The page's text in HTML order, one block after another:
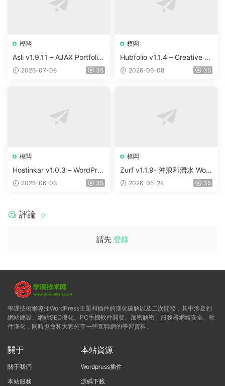
模闆
Asli v1.9.11 – AJAX Portfolio
Elementor WordPress Them
2026-07-08 35
模闆
Hubfolio v1.1.4 – Creative P
ortfolio & Digital Agency Wo
2026-06-08 35
模闆
Hostinkar v1.0.3 – WordPres
s & WHMCS 主題
2026-06-03 35
模闆
Zurf v1.1.9- 沖浪和潛水 Wor
dPress主題
2026-05-24 35
評論 0
請先 登錄
學課技術網專注WordPress主題和插件的漢化破解以及二次開發，其中涉及到
網站建設、網站SEO優化、PC手機軟件開發、加密解密、服務器網絡安全、軟
件漢化，同時也會和大家分享一些互聯網的學習資料。
關于
關于我們
本站服務
本站資源
Wordpress插件
源碼下載